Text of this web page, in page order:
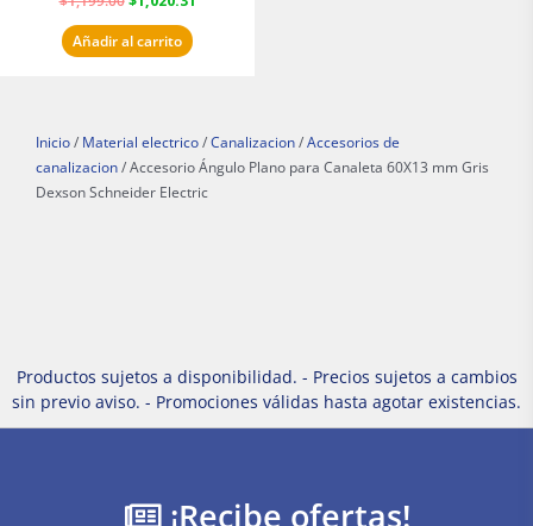
Añadir al carrito
Inicio / Material electrico / Canalizacion / Accesorios de
canalizacion / Accesorio Ángulo Plano para Canaleta 60X13 mm Gris
Dexson Schneider Electric
Productos sujetos a disponibilidad. - Precios sujetos a cambios
sin previo aviso. - Promociones válidas hasta agotar existencias.
¡Recibe ofertas!